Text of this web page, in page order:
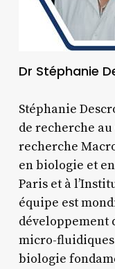
Dr Stéphanie
Stéphanie
de recherche au
recherche
en biologie et
Paris et à
équipe est
développement
micro-
biologie